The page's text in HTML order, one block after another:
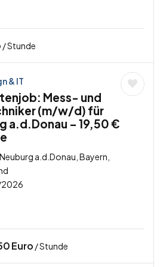
/ Stunde
& IT
Mess- und
(m/w/d) für
a.d.Donau – 19,50 €
a.d.Donau, Bayern,
Euro / Stunde